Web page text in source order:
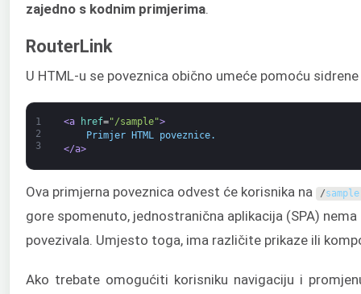
zajedno s kodnim primjerima.
RouterLink
U HTML-u se poveznica obično umeće pomoću
1
2
3
<a href="/sample">
Primjer HTML poveznice.
</a>
Ova primjerna poveznica odvest će korisnika na /sample
gore spomenuto, jednostranična aplikacija (SPA)
povezivala. Umjesto toga, ima različite prikaze ili
Ako trebate omogućiti korisniku navigaciju i